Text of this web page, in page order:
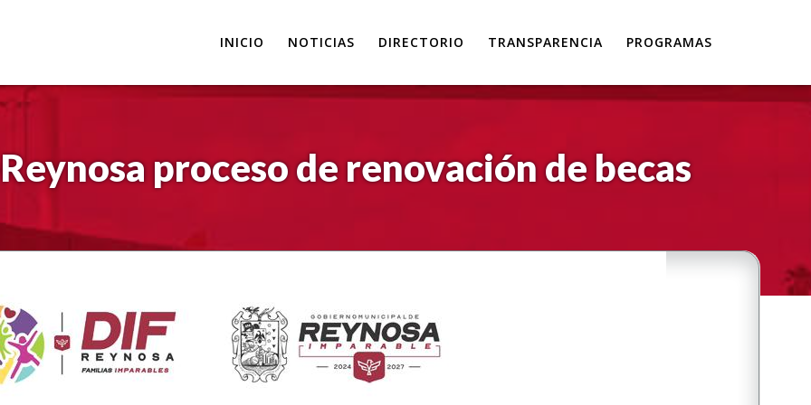
INICIO NOTICIAS DIRECTORIO TRANSPARENCIA PROGRAMAS
proceso de renovación de becas